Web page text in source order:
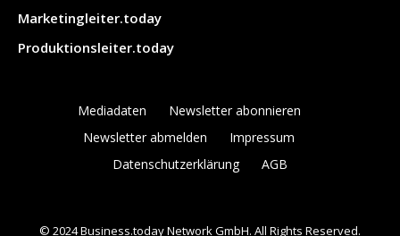
Marketingleiter.today
Produktionsleiter.today
Mediadaten
Newsletter abonnieren
Newsletter abmelden
Impressum
Datenschutzerklärung
AGB
© 2024 Business.today Network GmbH. All Rights Reserved.